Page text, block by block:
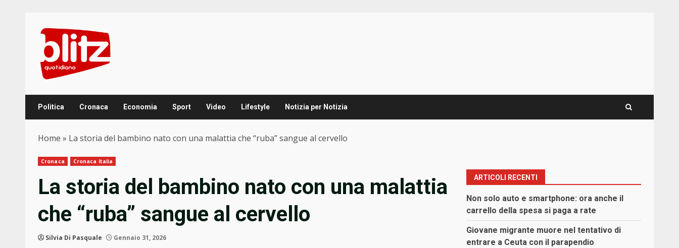
content
Politica Cronaca Economia Sport Video Lifestyle Notizia per Notizia
Home » La storia del bambino nato con una malattia che “ruba” sangue al cervello
Cronaca Cronaca Italia
La storia del bambino nato con una malattia
che “ruba” sangue al cervello
Silvia Di Pasquale Gennaio 31, 2026
ARTICOLI RECENTI
Non solo auto e smartphone: ora anche il
carrello della spesa si paga a rate
Giovane migrante muore nel tentativo di
entrare a Ceuta con il parapendio